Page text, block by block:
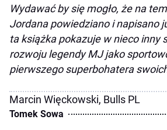
Wydawać by się mogło, że na
Jordana powiedziano i napisano
ta książka pokazuje w nieco inny
rozwoju legendy MJ jako
pierwszego superbohatera
Marcin Więckowski, Bulls PL
Tomek Sowa